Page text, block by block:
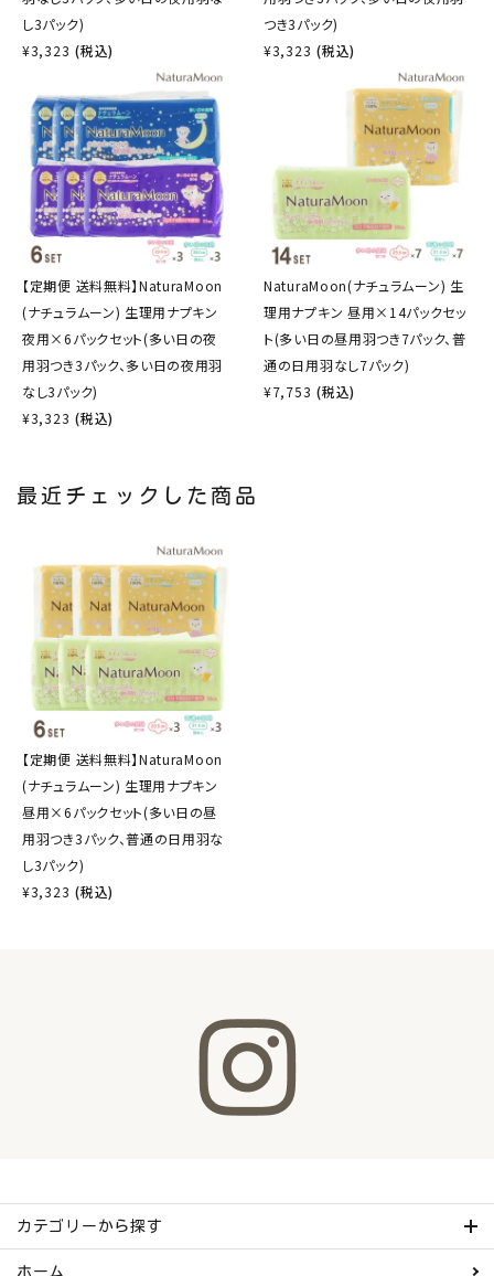
し3パック)
¥3,323 (税込)
つき3パック)
¥3,323 (税込)
【定期便 送料無料】NaturaMoon
(ナチュラムーン) 生理用ナプキン
夜用×6パックセット(多い日の夜
用羽つき3パック、多い日の夜用羽
なし3パック)
¥3,323 (税込)
NaturaMoon(ナチュラムーン) 生
理用ナプキン 昼用×14パックセッ
ト(多い日の昼用羽つき7パック、普
通の日用羽なし7パック)
¥7,753 (税込)
最近チェックした商品
【定期便 送料無料】NaturaMoon
(ナチュラムーン) 生理用ナプキン
昼用×6パックセット(多い日の昼
用羽つき3パック、普通の日用羽な
し3パック)
¥3,323 (税込)
カテゴリーから探す
ホーム